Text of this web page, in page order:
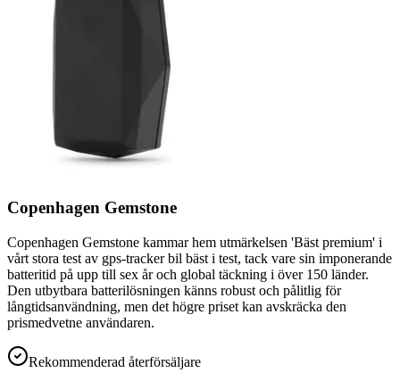
Copenhagen Gemstone
Copenhagen Gemstone kammar hem utmärkelsen 'Bäst premium' i
vårt stora test av gps-tracker bil bäst i test, tack vare sin imponerande
batteritid på upp till sex år och global täckning i över 150 länder.
Den utbytbara batterilösningen känns robust och pålitlig för
långtidsanvändning, men det högre priset kan avskräcka den
prismedvetne användaren.
Rekommenderad återförsäljare